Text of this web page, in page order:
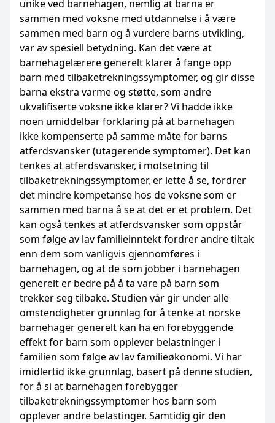
unike ved barnehagen, nemlig at barna er
sammen med voksne med utdannelse i å være
sammen med barn og å vurdere barns utvikling,
var av spesiell betydning. Kan det være at
barnehagelærere generelt klarer å fange opp
barn med tilbaketrekningssymptomer, og gir disse
barna ekstra varme og støtte, som andre
ukvalifiserte voksne ikke klarer? Vi hadde ikke
noen umiddelbar forklaring på at barnehagen
ikke kompenserte på samme måte for barns
atferdsvansker (utagerende symptomer). Det kan
tenkes at atferdsvansker, i motsetning til
tilbaketrekningssymptomer, er lette å se, fordrer
det mindre kompetanse hos de voksne som er
sammen med barna å se at det er et problem. Det
kan også tenkes at atferdsvansker som oppstår
som følge av lav familieinntekt fordrer andre tiltak
enn dem som vanligvis gjennomføres i
barnehagen, og at de som jobber i barnehagen
generelt er bedre på å ta vare på barn som
trekker seg tilbake. Studien vår gir under alle
omstendigheter grunnlag for å tenke at norske
barnehager generelt kan ha en forebyggende
effekt for barn som opplever belastninger i
familien som følge av lav familieøkonomi. Vi har
imidlertid ikke grunnlag, basert på denne studien,
for å si at barnehagen forebygger
tilbaketrekningssymptomer hos barn som
opplever andre belastinger. Samtidig gir den